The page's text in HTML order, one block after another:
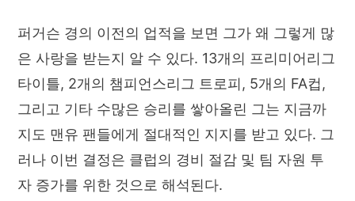
퍼거슨 경의 이전의 업적을 보면 그가 왜 그렇게 많
은 사랑을 받는지 알 수 있다. 13개의 프리미어리그
타이틀, 2개의 챔피언스리그 트로피, 5개의 FA컵,
그리고 기타 수많은 승리를 쌓아올린 그는 지금까
지도 맨유 팬들에게 절대적인 지지를 받고 있다. 그
러나 이번 결정은 클럽의 경비 절감 및 팀 자원 투
자 증가를 위한 것으로 해석된다.